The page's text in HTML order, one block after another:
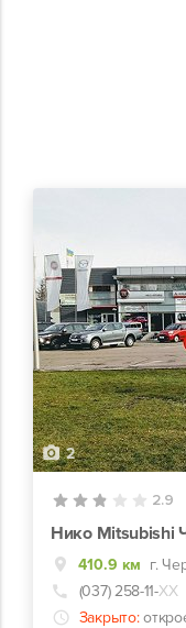
2
2.9
Нико Mitsubishi
410.9 км г.
(037) 258-11-ХХ
Закрыто: